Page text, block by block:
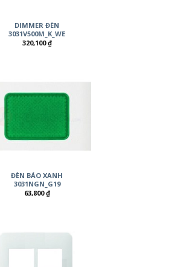
DIMMER ĐÈN
3031V500M_K_WE
320,100₫
ĐÈN BÁO XANH
3031NGN_G19
63,800₫